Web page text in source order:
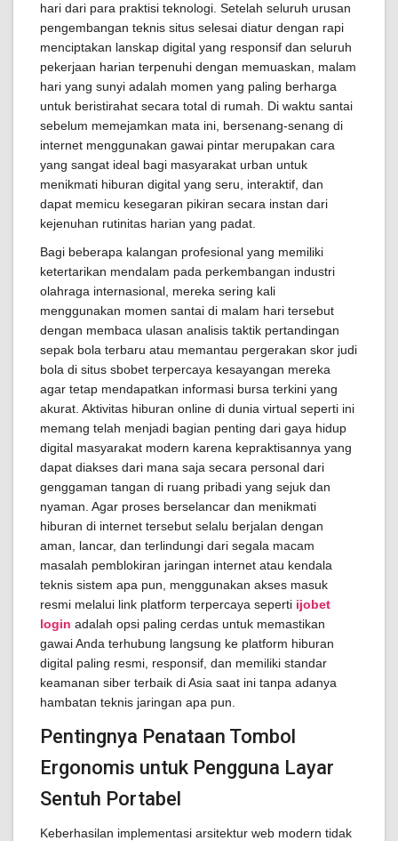
hari dari para praktisi teknologi. Setelah seluruh urusan
pengembangan teknis situs selesai diatur dengan rapi
menciptakan lanskap digital yang responsif dan seluruh
pekerjaan harian terpenuhi dengan memuaskan, malam
hari yang sunyi adalah momen yang paling berharga
untuk beristirahat secara total di rumah. Di waktu santai
sebelum memejamkan mata ini, bersenang-senang di
internet menggunakan gawai pintar merupakan cara
yang sangat ideal bagi masyarakat urban untuk
menikmati hiburan digital yang seru, interaktif, dan
dapat memicu kesegaran pikiran secara instan dari
kejenuhan rutinitas harian yang padat.
Bagi beberapa kalangan profesional yang memiliki
ketertarikan mendalam pada perkembangan industri
olahraga internasional, mereka sering kali
menggunakan momen santai di malam hari tersebut
dengan membaca ulasan analisis taktik pertandingan
sepak bola terbaru atau memantau pergerakan skor judi
bola di situs sbobet terpercaya kesayangan mereka
agar tetap mendapatkan informasi bursa terkini yang
akurat. Aktivitas hiburan online di dunia virtual seperti ini
memang telah menjadi bagian penting dari gaya hidup
digital masyarakat modern karena kepraktisannya yang
dapat diakses dari mana saja secara personal dari
genggaman tangan di ruang pribadi yang sejuk dan
nyaman. Agar proses berselancar dan menikmati
hiburan di internet tersebut selalu berjalan dengan
aman, lancar, dan terlindungi dari segala macam
masalah pemblokiran jaringan internet atau kendala
teknis sistem apa pun, menggunakan akses masuk
resmi melalui link platform terpercaya seperti ijobet
login adalah opsi paling cerdas untuk memastikan
gawai Anda terhubung langsung ke platform hiburan
digital paling resmi, responsif, dan memiliki standar
keamanan siber terbaik di Asia saat ini tanpa adanya
hambatan teknis jaringan apa pun.
Pentingnya Penataan Tombol
Ergonomis untuk Pengguna Layar
Sentuh Portabel
Keberhasilan implementasi arsitektur web modern tidak